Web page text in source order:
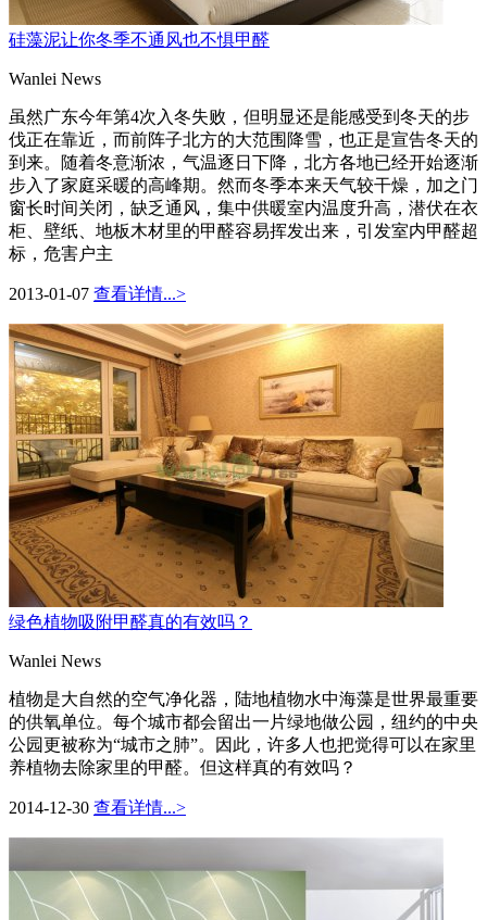
硅藻泥让你冬季不通风也不惧甲醛
Wanlei News
虽然广东今年第4次入冬失败，但明显还是能感受到冬天的步
伐正在靠近，而前阵子北方的大范围降雪，也正是宣告冬天的
到来。随着冬意渐浓，气温逐日下降，北方各地已经开始逐渐
步入了家庭采暖的高峰期。然而冬季本来天气较干燥，加之门
窗长时间关闭，缺乏通风，集中供暖室内温度升高，潜伏在衣
柜、壁纸、地板木材里的甲醛容易挥发出来，引发室内甲醛超
标，危害户主
2013-01-07 查看详情...>
绿色植物吸附甲醛真的有效吗？
Wanlei News
植物是大自然的空气净化器，陆地植物水中海藻是世界最重要
的供氧单位。每个城市都会留出一片绿地做公园，纽约的中央
公园更被称为“城市之肺”。因此，许多人也把觉得可以在家里
养植物去除家里的甲醛。但这样真的有效吗？
2014-12-30 查看详情...>